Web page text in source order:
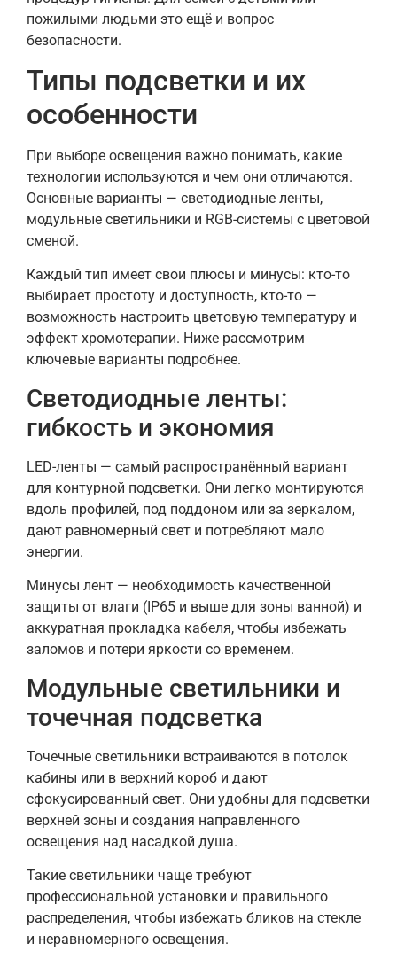
пожилыми людьми это ещё и вопрос
безопасности.
Типы подсветки и их
особенности
При выборе освещения важно понимать, какие
технологии используются и чем они отличаются.
Основные варианты — светодиодные ленты,
модульные светильники и RGB-системы с цветовой
сменой.
Каждый тип имеет свои плюсы и минусы: кто-то
выбирает простоту и доступность, кто-то —
возможность настроить цветовую температуру и
эффект хромотерапии. Ниже рассмотрим
ключевые варианты подробнее.
Светодиодные ленты:
гибкость и экономия
LED-ленты — самый распространённый вариант
для контурной подсветки. Они легко монтируются
вдоль профилей, под поддоном или за зеркалом,
дают равномерный свет и потребляют мало
энергии.
Минусы лент — необходимость качественной
защиты от влаги (IP65 и выше для зоны ванной) и
аккуратная прокладка кабеля, чтобы избежать
заломов и потери яркости со временем.
Модульные светильники и
точечная подсветка
Точечные светильники встраиваются в потолок
кабины или в верхний короб и дают
сфокусированный свет. Они удобны для подсветки
верхней зоны и создания направленного
освещения над насадкой душа.
Такие светильники чаще требуют
профессиональной установки и правильного
распределения, чтобы избежать бликов на стекле
и неравномерного освещения.